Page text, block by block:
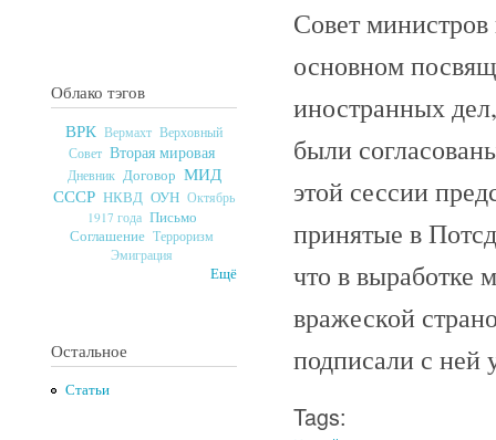
Облако тэгов
ВРК Вермахт Верховный
Совет Вторая мировая
Дневник Договор МИД
СССР НКВД ОУН Октябрь
1917 года Письмо
Соглашение Терроризм
Эмиграция
Ещё
Остальное
Статьи
Совет
основном
иностранных
были
этой сессии
принятые в
что в выработке
вражеской
подписали с ней
Tags: